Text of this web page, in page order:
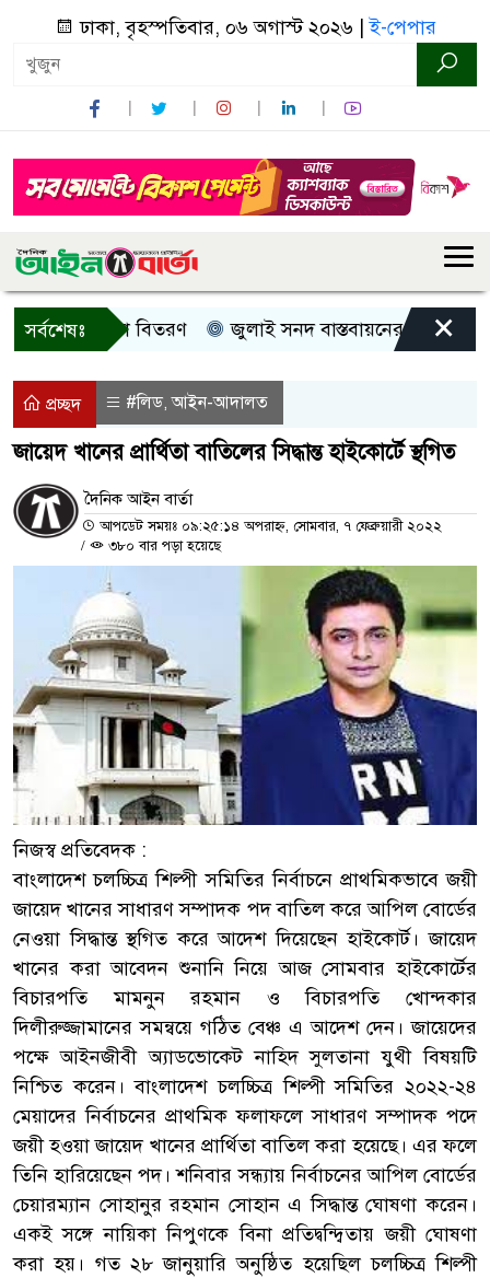
ঢাকা, বৃহস্পতিবার, ০৬ অগাস্ট ২০২৬ |ই-পেপার
সর্বশেষঃ
নগদ সহায়তা বিতরণ জুলাই সনদ বাস্তবায়নের দাবিতে×
প্রচ্ছদ #লিড,আইন-আদালত
জায়েদ খানের প্রার্থিতা বাতিলের সিদ্ধান্ত হাইকোর্টে স্থগিত
দৈনিক আইন বার্তা
আপডেট সময়ঃ ০৯:২৫:১৪ অপরাহ্ন, সোমবার, ৭ ফেব্রুয়ারী ২০২২
/
৩৮০ বার পড়া হয়েছে
নিজস্ব প্রতিবেদক :
বাংলাদেশ চলচ্চিত্র শিল্পী সমিতির নির্বাচনে প্রাথমিকভাবে জয়ী
জায়েদ খানের সাধারণ সম্পাদক পদ বাতিল করে আপিল বোর্ডের
নেওয়া সিদ্ধান্ত স্থগিত করে আদেশ দিয়েছেন হাইকোর্ট। জায়েদ
খানের করা আবেদন শুনানি নিয়ে আজ সোমবার হাইকোর্টের
বিচারপতি মামনুন রহমান ও বিচারপতি খোন্দকার
দিলীরুজ্জামানের সমন্বয়ে গঠিত বেঞ্চ এ আদেশ দেন। জায়েদের
পক্ষে আইনজীবী অ্যাডভোকেট নাহিদ সুলতানা যুথী বিষয়টি
নিশ্চিত করেন। বাংলাদেশ চলচ্চিত্র শিল্পী সমিতির ২০২২-২৪
মেয়াদের নির্বাচনের প্রাথমিক ফলাফলে সাধারণ সম্পাদক পদে
জয়ী হওয়া জায়েদ খানের প্রার্থিতা বাতিল করা হয়েছে। এর ফলে
তিনি হারিয়েছেন পদ। শনিবার সন্ধ্যায় নির্বাচনের আপিল বোর্ডের
চেয়ারম্যান সোহানুর রহমান সোহান এ সিদ্ধান্ত ঘোষণা করেন।
একই সঙ্গে নায়িকা নিপুণকে বিনা প্রতিদ্বন্দ্বিতায় জয়ী ঘোষণা
করা হয়। গত ২৮ জানুয়ারি অনুষ্ঠিত হয়েছিল চলচ্চিত্র শিল্পী